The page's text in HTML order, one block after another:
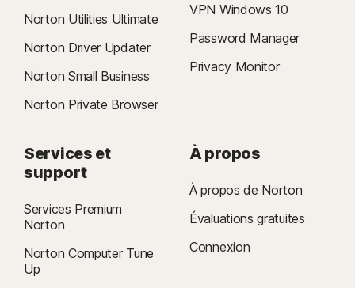
Norton Utilities Ultimate
Norton Driver Updater
Norton Small Business
Norton Private Browser
VPN Windows 10
Password Manager
Privacy Monitor
Services et
support
Services Premium
Norton
Norton Computer Tune
Up
À propos
À propos de Norton
Évaluations gratuites
Connexion